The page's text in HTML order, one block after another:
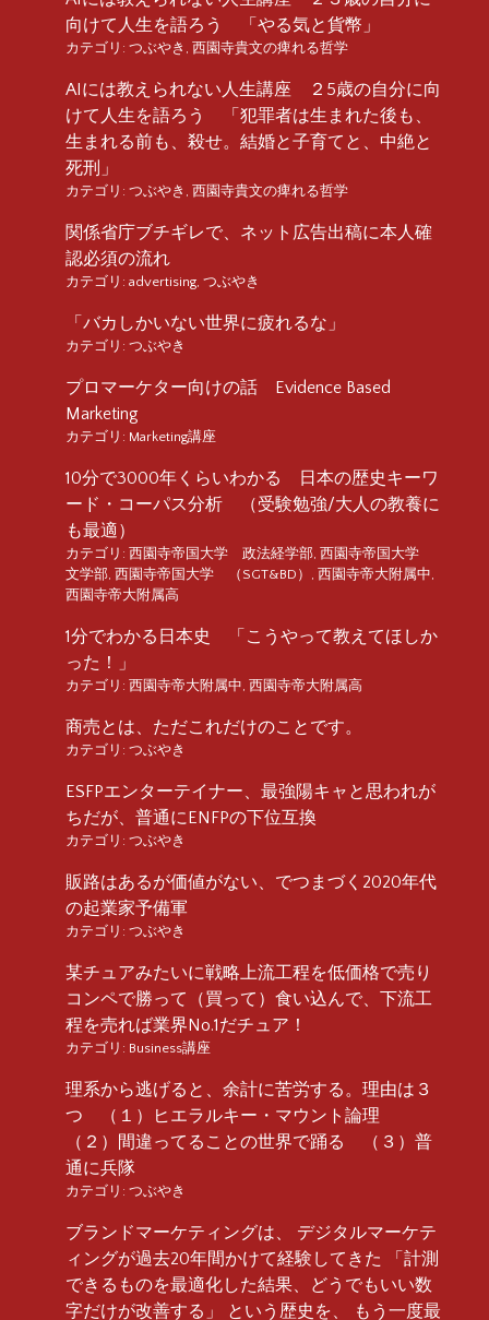
向けて人生を語ろう 「やる気と貨幣」
カテゴリ: つぶやき , 西園寺貴文の痺れる哲学
AIには教えられない人生講座 ２5歳の自分に向
けて人生を語ろう 「犯罪者は生まれた後も、
生まれる前も、殺せ。結婚と子育てと、中絶と
死刑」
カテゴリ: つぶやき , 西園寺貴文の痺れる哲学
関係省庁ブチギレで、ネット広告出稿に本人確
認必須の流れ
カテゴリ: advertising, つぶやき
「バカしかいない世界に疲れるな」
カテゴリ: つぶやき
プロマーケター向けの話 Evidence Based
Marketing
カテゴリ: Marketing講座
10分で3000年くらいわかる 日本の歴史キーワ
ード・コーパス分析 （受験勉強/大人の教養に
も最適）
カテゴリ: 西園寺帝国大学 政法経学部, 西園寺帝国大学
文学部, 西園寺帝国大学 （SGT&BD） , 西園寺帝大附属中,
西園寺帝大附属高
1分でわかる日本史 「こうやって教えてほしか
った！」
カテゴリ: 西園寺帝大附属中, 西園寺帝大附属高
商売とは、ただこれだけのことです。
カテゴリ: つぶやき
ESFPエンターテイナー、最強陽キャと思われが
ちだが、普通にENFPの下位互換
カテゴリ: つぶやき
販路はあるが価値がない、でつまづく2020年代
の起業家予備軍
カテゴリ: つぶやき
某チュアみたいに戦略上流工程を低価格で売り
コンペで勝って（買って）食い込んで、下流工
程を売れば業界No.1だチュア！
カテゴリ: Business講座
理系から逃げると、余計に苦労する。理由は３
つ （１）ヒエラルキー・マウント論理
（２）間違ってることの世界で踊る （３）普
通に兵隊
カテゴリ: つぶやき
ブランドマーケティングは、 デジタルマーケテ
ィングが過去20年間かけて経験してきた 「計測
できるものを最適化した結果、どうでもいい数
字だけが改善する」 という歴史を、 もう一度最